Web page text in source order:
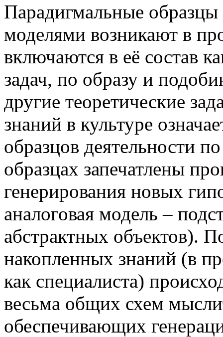
Парадигмальные
моделями возникают в
включаются в её состав
задач, по образу и
другие теоретические
знаний в культуре
образцов деятельности
образцах запечатлены
генерирования новых
аналоговая модель –
абстрактных объектов).
накопленных знаний (в
как специалиста)
весьма общих схем
обеспечивающих